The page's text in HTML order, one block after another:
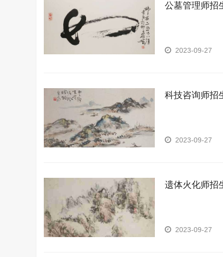
公墓管理师招
2023-09-27
科技咨询师招
2023-09-27
遗体火化师招
2023-09-27